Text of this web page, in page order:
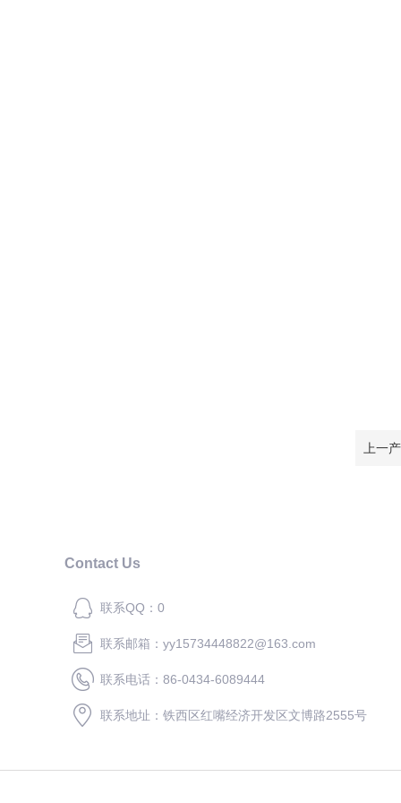
上一
Contact Us
联系QQ：0
联系邮箱：yy15734448822@163.com
联系电话：86-0434-6089444
联系地址：铁西区红嘴经济开发区文博路2555号